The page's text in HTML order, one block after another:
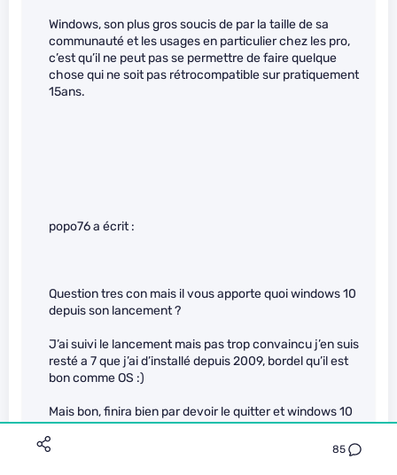
85
Windows, son plus gros soucis de par la taille de sa
communauté et les usages en particulier chez les pro,
c’est qu’il ne peut pas se permettre de faire quelque
chose qui ne soit pas rétrocompatible sur pratiquement
15ans.
popo76 a écrit :
Question tres con mais il vous apporte quoi windows 10
depuis son lancement ?
J’ai suivi le lancement mais pas trop convaincu j’en suis
resté a 7 que j’ai d’installé depuis 2009, bordel qu’il est
bon comme OS :)
Mais bon, finira bien par devoir le quitter et windows 10
ne m’attire quasiment pas, ok il est plus jolie mais, j’ai
l’impression qu’avec windows 10 c’est toutes les